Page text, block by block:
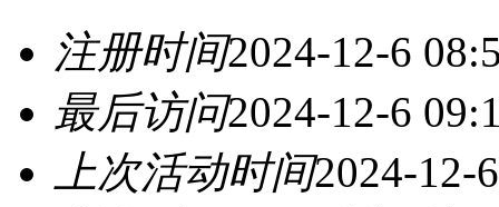
注册时间2024-12-6
最后访问2024-12-6
上次活动时间2024-12-